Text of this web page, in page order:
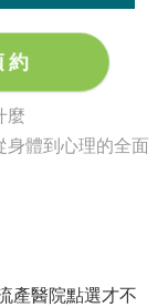
麼
身體到心理的全面
產醫院點選才不